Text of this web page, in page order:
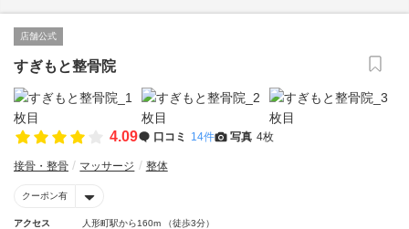
店舗公式
すぎもと整骨院
4.09 口コミ 14件 写真 4枚
接骨・整骨 マッサージ 整体
クーポン有
アクセス
人形町駅から160m （徒歩3分）